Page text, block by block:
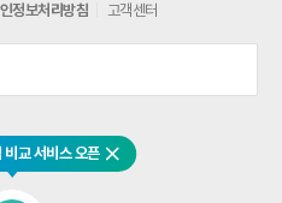
비교 서비스 오픈 닫기
정보처리방침 고객센터